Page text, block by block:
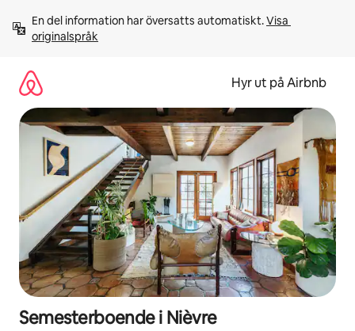
innehåll
En del information har översatts automatiskt. Visa
originalspråk
Hyr ut på Airbnb
Semesterboende i Nièvre